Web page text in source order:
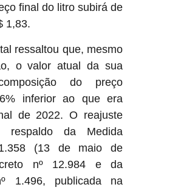
final do litro subirá de
1,83.
ressaltou que, mesmo
o valor atual da sua
do preço
inferior ao que era
de 2022. O reajuste
da Medida
(13 de maio de
nº 12.984 e da
1.496, publicada na